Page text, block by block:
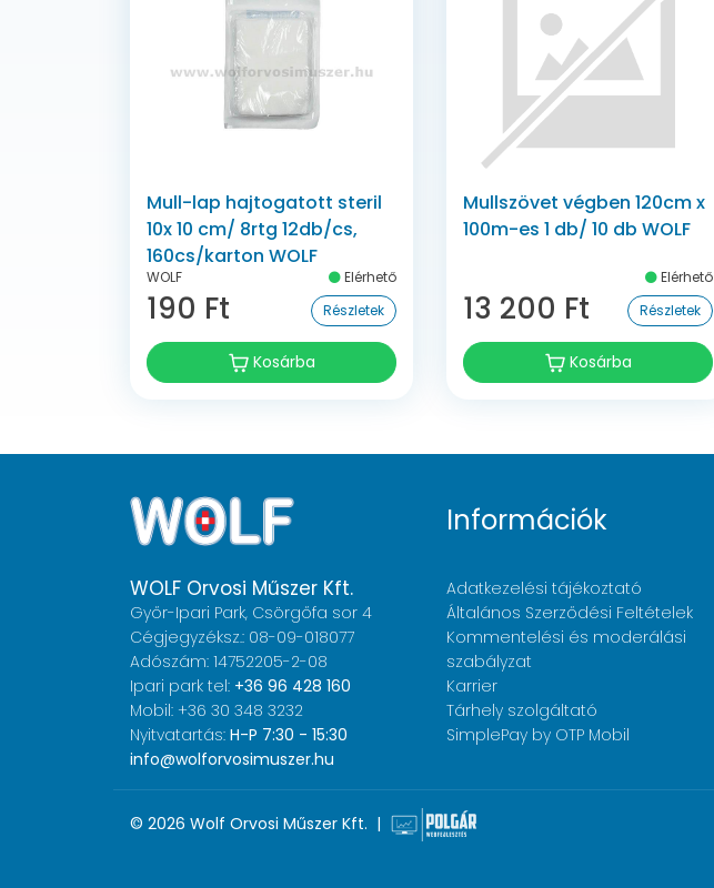
Mull-lap hajtogatott steril
10x 10 cm/ 8rtg 12db/cs,
160cs/karton WOLF
WOLF Elérhető
190 Ft Részletek
Kosárba
Mullszövet végben 120cm x
100m-es 1 db/ 10 db WOLF
Elérhető
13 200 Ft Részletek
Kosárba
WOLF Orvosi Műszer Kft.
Győr-Ipari Park, Csörgőfa sor 4
Cégjegyzéksz.: 08-09-018077
Adószám: 14752205-2-08
Ipari park tel: +36 96 428 160
Mobil: +36 30 348 3232
Nyitvatartás: H-P 7:30 - 15:30
info@wolforvosimuszer.hu
Információk
Adatkezelési tájékoztató
Általános Szerződési Feltételek
Kommentelési és moderálási
szabályzat
Karrier
Tárhely szolgáltató
SimplePay by OTP Mobil
© 2026 Wolf Orvosi Műszer Kft. |